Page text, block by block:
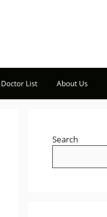
Doctor List About Us
Search